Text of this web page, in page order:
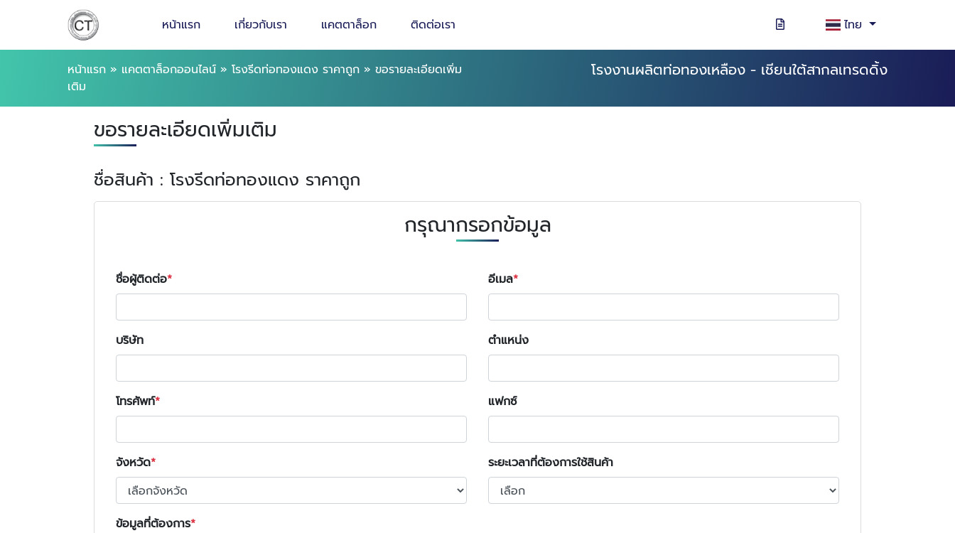
หน้าแรก เกี่ยวกับเรา แคตตาล็อก ติดต่อเรา ไทย
หน้าแรก » แคตตาล็อกออนไลน์ » โรงรีดท่อทองแดง ราคาถูก » ขอรายละเอียดเพิ่ม
เติม
โรงงานผลิตท่อทองเหลือง - เชียนใต้สากลเทรดดิ้ง
ขอรายละเอียดเพิ่มเติม
ชื่อสินค้า : โรงรีดท่อทองแดง ราคาถูก
กรุณากรอกข้อมูล
ชื่อผู้ติดต่อ อีเมล
บริษัท ตำแหน่ง
โทรศัพท์ แฟกซ์
จังหวัด ระยะเวลาที่ต้องการใช้สินค้า
ข้อมูลที่ต้องการ